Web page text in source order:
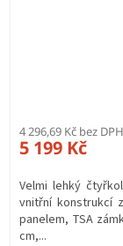
4 296,69 Kč bez DPH
5 199 Kč
Velmi lehký
vnitřní konstrukcí
panelem, TSA
cm,...